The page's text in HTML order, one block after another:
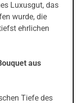
Luxusgut, das
wurde, die
ehrlichen
aus
Tiefe des